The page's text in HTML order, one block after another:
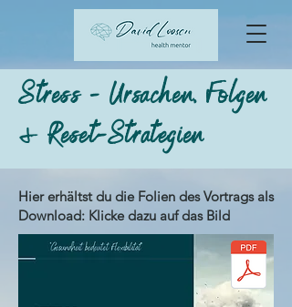
Stress - Ursachen, Folgen
& Reset-Strategien
Hier erhältst du die Folien des Vortrags als
Download: Klicke dazu auf das Bild